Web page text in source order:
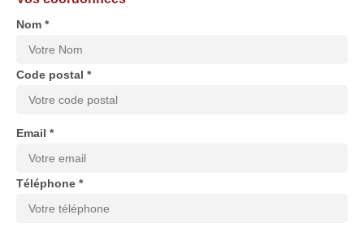
Nom *
Code postal *
Email *
Téléphone *